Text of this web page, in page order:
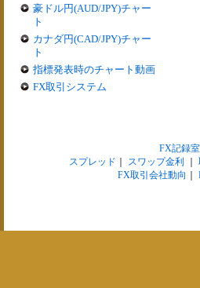
豪ドル円(AUD/JPY)チャー
ト
カナダ円(CAD/JPY)チャー
ト
指標発表時のチャート動画
FX取引システム
FX記録
スプレッド
スワップ金利
FX取引会社動向